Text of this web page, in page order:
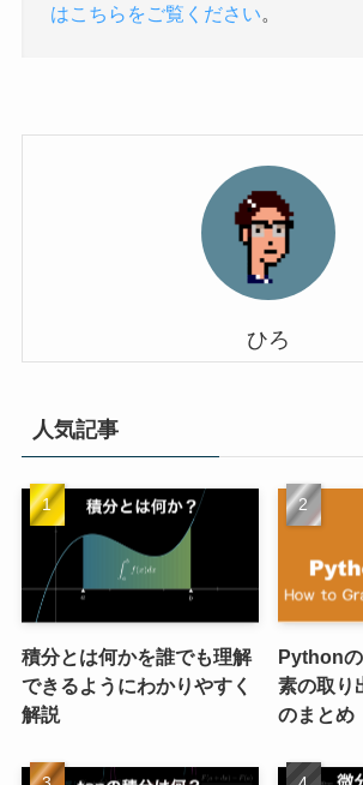
はこちらをご覧ください。
ひろ
人気記事
積分とは何かを誰でも理解
できるようにわかりやすく
解説
Python
素の取り
のまとめ